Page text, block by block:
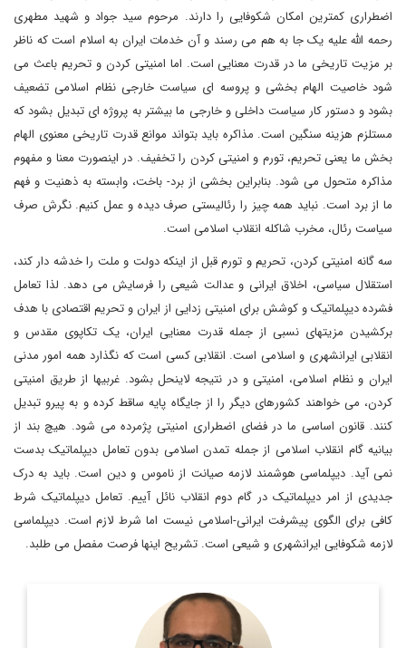
اضطراری کمترین امکان شکوفایی را دارند. مرحوم سید جواد و شهید مطهری
رحمه الله علیه یک جا به هم می رسند و آن خدمات ایران به اسلام است که ناظر
بر مزیت تاریخی ما در قدرت معنایی است. اما امنیتی کردن و تحریم باعث می
شود خاصیت الهام بخشی و پروسه ای سیاست خارجی نظام اسلامی تضعیف
بشود و دستور کار سیاست داخلی و خارجی ما بیشتر به پروژه ای تبدیل بشود که
مستلزم هزینه سنگین است. مذاکره باید بتواند موانع قدرت تاریخی معنوی الهام
بخش ما یعنی تحریم، تورم و امنیتی کردن را تخفیف. در اینصورت معنا و مفهوم
مذاکره متحول می شود. بنابراین بخشی از برد- باخت، وابسته به ذهنیت و فهم
ما از برد است. نباید همه چیز را رئالیستی صرف دیده و عمل کنیم. نگرش صرف
سیاست رئال، مخرب شاکله انقلاب اسلامی است.
سه گانه امنیتی کردن، تحریم و تورم قبل از اینکه دولت و ملت را خدشه دار کند،
استقلال سیاسی، اخلاق ایرانی و عدالت شیعی را فرسایش می دهد. لذا تعامل
فشرده دیپلماتیک و کوشش برای امنیتی زدایی از ایران و تحریم اقتصادی با هدف
برکشیدن مزیتهای نسبی از جمله قدرت معنایی ایران، یک تکاپوی مقدس و
انقلابی ایرانشهری و اسلامی است. انقلابی کسی است که نگذارد همه امور مدنی
ایران و نظام اسلامی، امنیتی و در نتیجه لاینحل بشود. غربیها از طریق امنیتی
کردن، می خواهند کشورهای دیگر را از جایگاه پایه ساقط کرده و به پیرو تبدیل
کنند. قانون اساسی ما در فضای اضطراری امنیتی پژمرده می شود. هیچ بند از
بیانیه گام انقلاب اسلامی از جمله تمدن اسلامی بدون تعامل دیپلماتیک بدست
نمی آید. دیپلماسی هوشمند لازمه صیانت از ناموس و دین است. باید به درک
جدیدی از امر دیپلماتیک در گام دوم انقلاب نائل آییم. تعامل دیپلماتیک شرط
کافی برای الگوی پیشرفت ایرانی-اسلامی نیست اما شرط لازم است. دیپلماسی
لازمه شکوفایی ایرانشهری و شیعی است. تشریح اینها فرصت مفصل می طلبد.
پژوهشگر اندیشه سیاسی و دیپلماسی